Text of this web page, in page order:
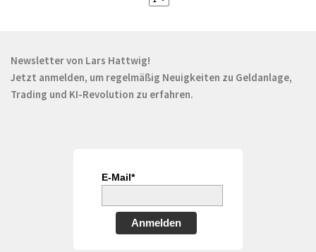
Newsletter von Lars Hattwig!
Jetzt anmelden, um regelmäßig Neuigkeiten zu Geldanlage,
Trading und KI-Revolution zu erfahren.
E-Mail*
Anmelden